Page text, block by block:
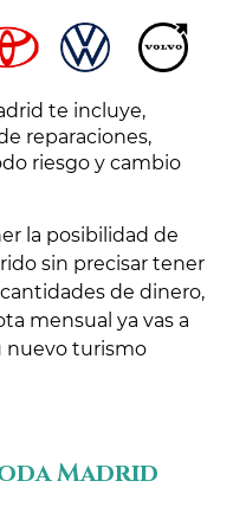
te incluye,
reparaciones,
riesgo y cambio
la posibilidad de
sin precisar tener
de dinero,
mensual ya vas a
nuevo turismo
Madrid